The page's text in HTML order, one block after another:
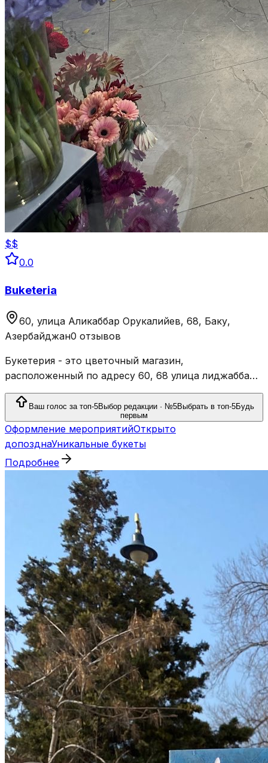
$$
0.0
Buketeria
60, улица Аликаббар Орукалийев, 68, Баку,
Азербайджан0 отзывов
Букетерия - это цветочный магазин,
расположенный по адресу 60, 68 улица Әлиджаббар
Оруджалиев, Баку, Азербайджан.
Ваш голос за топ-5Выбор редакции · №5Выбрать в топ-5Будь
первым
Оформление мероприятийОткрыто
допозднаУникальные букеты
Подробнее